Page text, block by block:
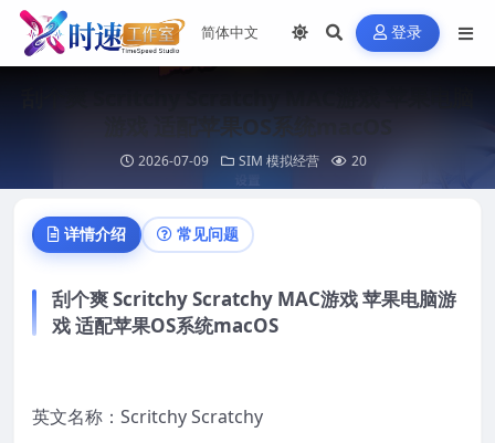
登录
游戏 适配苹果OS系统macOS
2026-07-09 SIM 模拟经营 20
详情介绍 常见问题
刮个爽 Scritchy Scratchy MAC游戏 苹果电脑游
戏 适配苹果OS系统macOS
英文名称：Scritchy Scratchy